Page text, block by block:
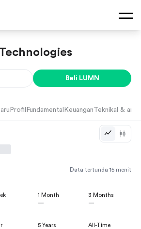
Beli LUMN
Profil Fundamental Keuangan Teknikal &
Data tertunda 15 menit
1 Month
—
3 Months
—
5 Years
All-Time